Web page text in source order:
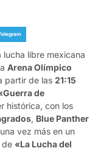
lucha libre mexicana
Arena Olímpico
partir de las 21:15
de
histórica, con los
, Blue Panther
vez más en un
de «La Lucha del